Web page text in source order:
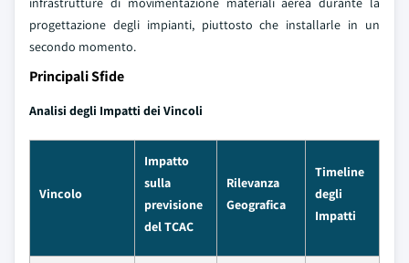
progettazione degli impianti, piuttosto che installarle in un
secondo momento.
Principali Sfide
Analisi degli Impatti dei Vincoli
Vincolo
Impatto
sulla
previsione
del TCAC
Rilevanza
Geografica
Timeline
degli
Impatti